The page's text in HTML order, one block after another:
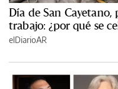
Día de San
trabajo: ¿por qué se
elDiarioAR